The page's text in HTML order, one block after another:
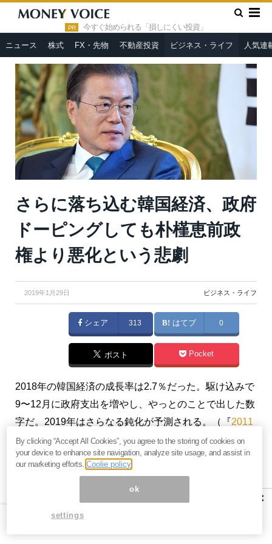
PR 今すぐ始められる「損しにくい投資」
ニュース 株式 FX・先物 不動産投資 ビジネス・ライフ 人気連
HOME » ビジネス・ライフ
さらに落ち込む韓国経済、政府ド
ーピングしても朴槿恵前政権より悪化という悲劇
さらに落ち込む韓国経済、政府
ドーピングしても朴槿恵前政
権より悪化という悲劇
2019年1月29日 ビジネス・ライフ
シェア 313 はてブ 0
ポスト Pocket
2018年の韓国経済の成長率は2.7％だった。駆け込みで
9〜12月に政府支出を増やし、やっとのことで出した数
字だ。2019年はさらなる鈍化が予測される。（『2011
年 韓国経済危機の軌跡（週間 韓国経済）』）
※本記事は、『2011年 韓国経済危機の軌跡（週間 韓国
』2019年1月27日号の抜粋です。ご興味を持た
れた方はぜひこの機会にバックナンバー含め
て無料のお試し購読
×
By clicking “Accept All Cookies”, you agree to the storing of cookies on
your device to enhance site navigation, analyze site usage, and assist in
our marketing efforts.Coolie policy
ok
settings